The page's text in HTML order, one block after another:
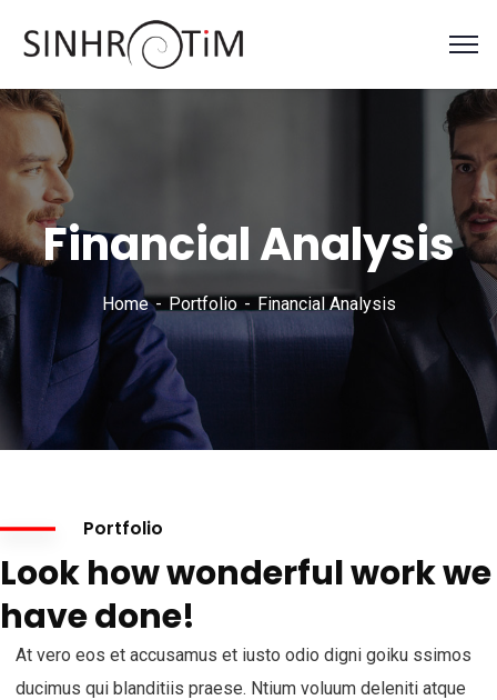
Financial Analysis
Home Portfolio Financial Analysis
Portfolio
Look how wonderful work we
have done!
At vero eos et accusamus et iusto odio digni goiku ssimos
ducimus qui blanditiis praese. Ntium voluum deleniti atque